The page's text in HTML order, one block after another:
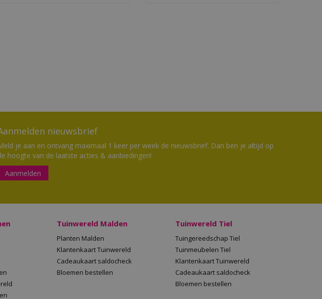
nieuwsbrief
je aan en ontvang maximaal 1 keer per week de nieuwsbrief. Dan ben je altijd op
hoogte van de laatste acties & aanbiedingen!
Aanmelden
Tuinwereld Malden
Planten Malden
Klantenkaart Tuinwereld
Cadeaukaart saldocheck
Bloemen bestellen
Tuinwereld Tiel
Tuingereedschap Tiel
Tuinmeubelen Tiel
Klantenkaart Tuinwereld
Cadeaukaart saldocheck
Bloemen bestellen